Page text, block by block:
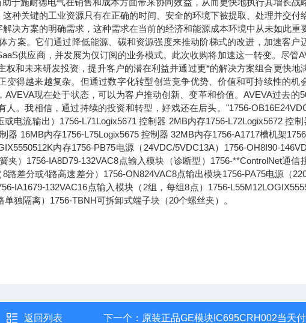
于施耐德电气在销售和成本方面带来协同效益，从而更快地执行其增长战
种关键的工业资源只有在正确的时间、安全的环境下被提取、处理并交付
决方案的明确需求，这种需求在当前的经济和能源成本环境中从未如此重
方案。它们通过降低能源、碳和资源强度来推动阶梯式的改进，加速客户
供应商，并发展为仅订阅的业务模式。此次收购将加速这一转变。尽管
和未来研发投资，提升客户的潜在利益并通过更*的解决方案组合更快地
变得越来越复杂。但通过数字化转型创造竞争优势、价值和可持续性的机
现在处于状态，可以为客户推动创新、变革和价值。AVEVA过去的
。我相信，通过持续的投资和转型，好戏还在后头。"1756-
电流输出）1756-L71Logix5671 控制器 2MB内存1756-L72Logix5672 控制
器 16MB内存1756-L75Logix5675 控制器 32MB内存1756-A1717槽机架
内存1756-PB75电源（24VDC/5VDC13A）1756-OH8I90-
）1756-IA8D79-132VAC8点输入模块（诊断型）1756-**ControlNet通信
差分或4路高速差分）1756-ON824VAC8点输出模块1756-PA75电源（
IA1679-132VAC16点输入模块（2组，每组8点）1756-
独隔离）1756-TBNH可拆卸式端子块（20个螺丝夹）。
返回列表 下一个： 原装正品GE模块IC695CRH002当天